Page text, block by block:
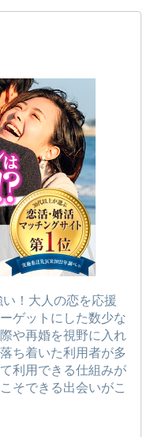
！大人の恋を応援
ゲットにした数少な
や再婚を視野に入れ
ち着いた利用者が多
利用できる仕組みが
そできる出会いがこ